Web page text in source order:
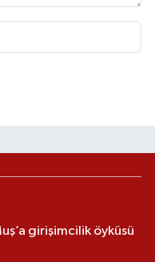
girişimcilik öyküsü